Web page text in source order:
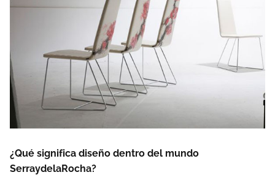
¿Qué significa diseño dentro del mundo
SerraydelaRocha?